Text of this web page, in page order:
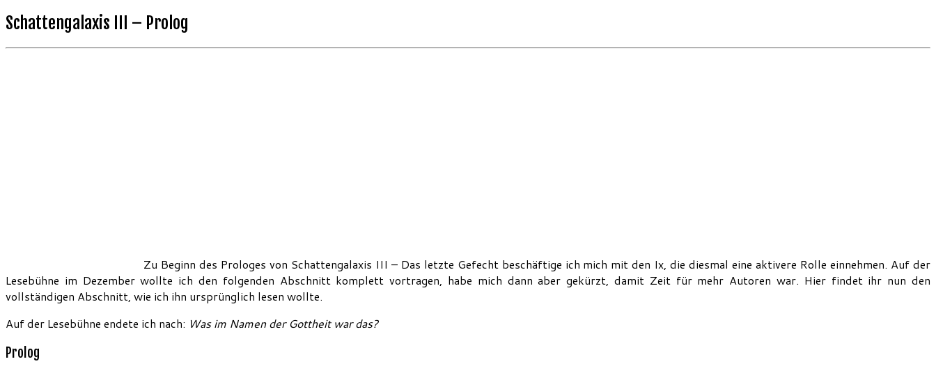
Schattengalaxis III – Prolog
Zu Beginn des Prologes von Schattengalaxis III – Das letzte Gefecht beschäftige ich mich mit den Ix, die diesmal eine aktivere Rolle einnehmen. Auf der
Lesebühne im Dezember wollte ich den folgenden Abschnitt komplett vortragen, habe mich dann aber gekürzt, damit Zeit für mehr Autoren war. Hier findet ihr nun den
vollständigen Abschnitt, wie ich ihn ursprünglich lesen wollte.
Auf der Lesebühne endete ich nach: Was im Namen der Gottheit war das?
Prolog